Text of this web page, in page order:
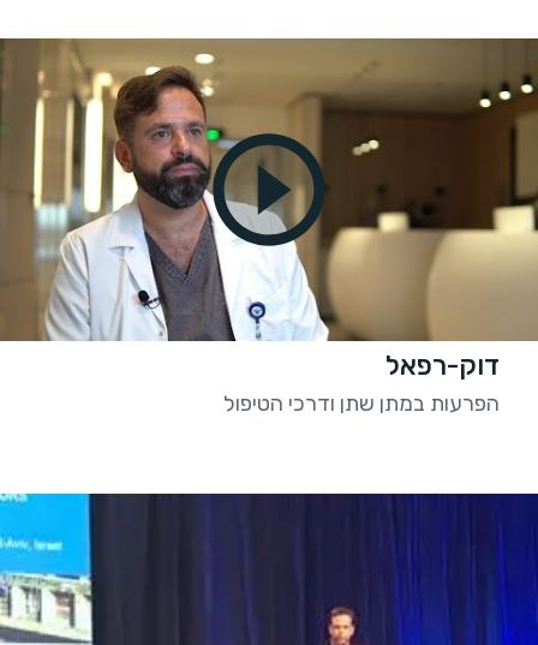
דוק-רפאל
הפרעות במתן שתן ודרכי הטיפול